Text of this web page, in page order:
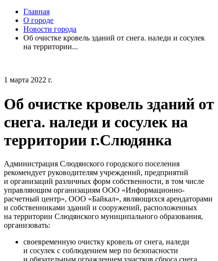
Главная
О городе
Новости города
Об очистке кровель зданий от снега. наледи и сосулек
на территории...
1 марта 2022 г.
Об очистке кровель зданий от
снега. наледи и сосулек на
территории г.Слюдянка
Администрация Слюдянского городского поселения
рекомендует руководителям учреждений, предприятий
и организаций различных форм собственности, в том числе
управляющим организациям ООО «Информационно-
расчетный центр», ООО «Байкал», являющихся арендаторами
и собственниками зданий и сооружений, расположенных
на территории Слюдянского муниципального образования,
организовать:
своевременную очистку кровель от снега, наледи
и сосулек с соблюдением мер по безопасности